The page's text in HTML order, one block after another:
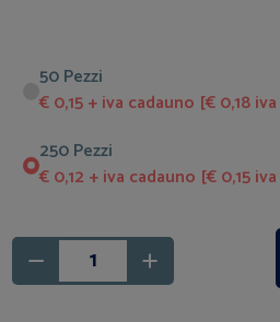
50 Pezzi
€ 0,15 + iva cadauno [€ 0,18
250 Pezzi
€ 0,12 + iva cadauno [€ 0,15